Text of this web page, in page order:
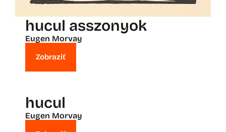
hucul asszonyok
Eugen Morvay
Zobraziť
hucul
Eugen Morvay